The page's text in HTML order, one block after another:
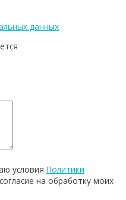
данных
условия Политики
на обработку моих